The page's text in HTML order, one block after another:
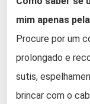
mim apenas
Procure por um
prolongado e
sutis,
brincar com o